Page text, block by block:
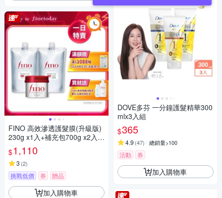
FINO 高效滲透護髮膜(升級版)
230g x1入+補充包700g x2入
組合
$1,110
3 (2)
挑戰低價 券 贈品
加入購物車
DOVE多芬 一分鐘護髮精華300
mlx3入組
$365
4.9 (47) 總銷量>100
活動 券
加入購物車